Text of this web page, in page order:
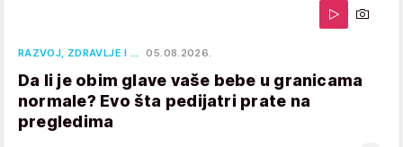
RAZVOJ, ZDRAVLJE I … 05.08.2026.
Da li je obim glave vaše bebe u granicama
normale? Evo šta pedijatri prate na
pregledima